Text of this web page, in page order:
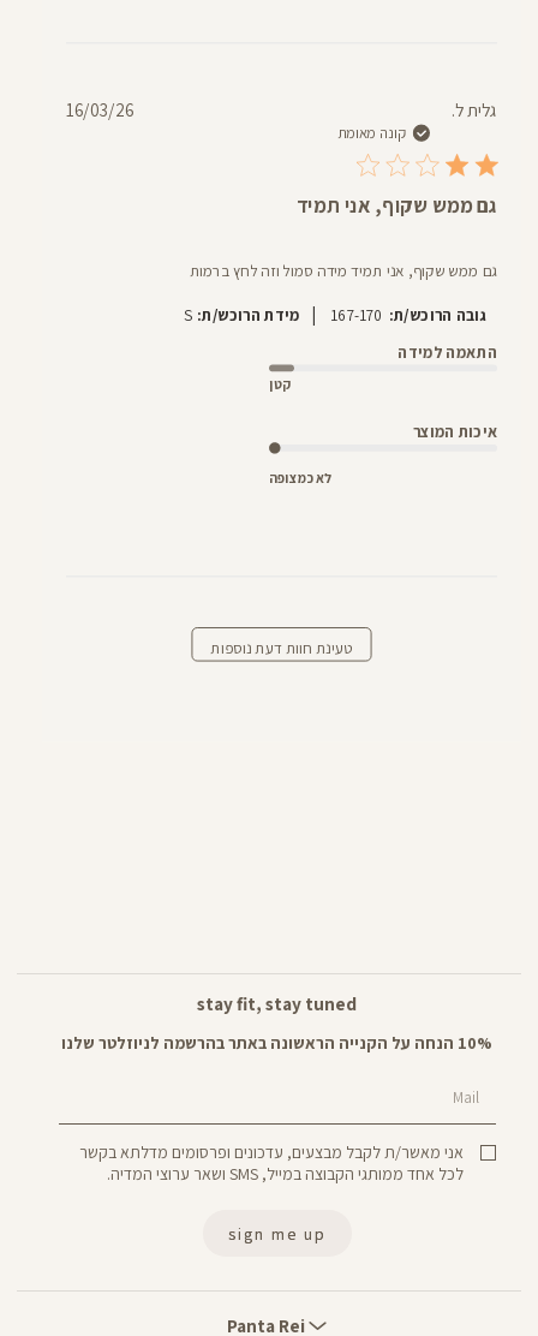
גלית ל.
קונה מאומת
גם ממש שקוף, אני תמיד
גם ממש שקוף, אני תמיד מידה סמול וזה לחץ ברמות
גובה הרוכש/ת: 167-170
| מידת הרוכש/ת: S
התאמה למידה
קטן
איכות המוצר
לא כמצופה
תאריך16/03/26
טעינת חוות דעת נוספות
Rei
Panta Rei
stay fit, stay tuned
10% הנחה על הקנייה הראשונה באתר בהרשמה לניוזלטר שלנו
Mail
אני מאשר/ת לקבל מבצעים, עדכונים ופרסומים מדלתא בקשר
לכל אחד ממותגי הקבוצה במייל, SMS ושאר ערוצי המדיה.
sign me up